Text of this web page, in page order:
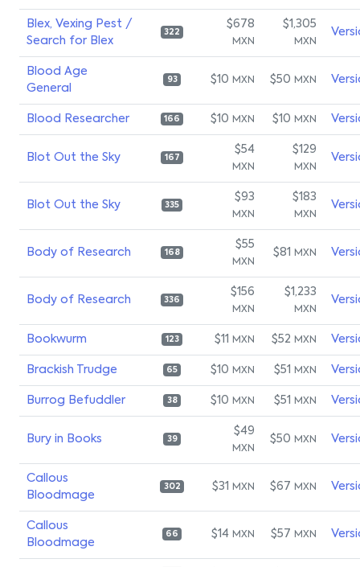
Blex, Vexing Pest /
Search for Blex
322
$678
MXN
$1,305
MXN
Blood Age
General
93 $10 MXN $50 MXN
Blood Researcher 166 $10 MXN $10 MXN
Blot Out the Sky 167
$54
MXN
$129
MXN
Blot Out the Sky 335
$93
MXN
$183
MXN
Body of Research 168
$55
MXN
$81 MXN
Body of Research 336
$156
MXN
$1,233
MXN
Bookwurm 123 $11 MXN $52 MXN
Brackish Trudge 65 $10 MXN $51 MXN
Burrog Befuddler 38 $10 MXN $51 MXN
Bury in Books 39
$49
MXN
$50 MXN
Callous
Bloodmage
302 $31 MXN $67 MXN
Callous
Bloodmage
66 $14 MXN $57 MXN